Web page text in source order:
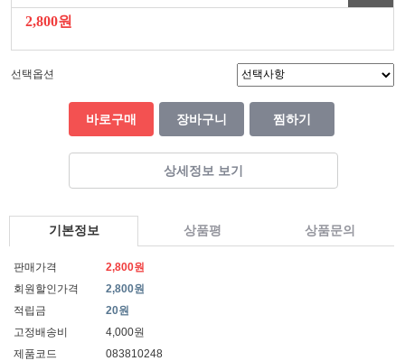
2,800원
선택옵션
바로구매 장바구니 찜하기
상세정보 보기
기본정보 상품평 상품문의
판매가격
2,800원
회원할인가격
2,800원
적립금
20원
고정배송비
4,000원
제품코드
083810248